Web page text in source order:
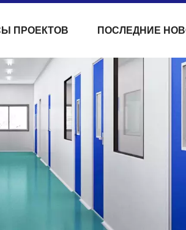
ПРОЕКТОВ ПОСЛЕДНИЕ